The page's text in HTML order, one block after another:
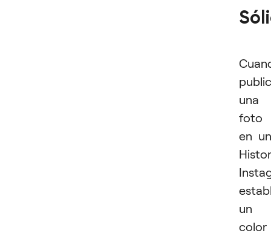
una
foto
en
un
color